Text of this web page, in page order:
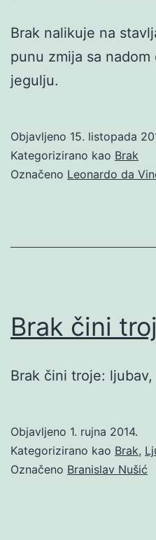
Brak nalikuje na
punu zmija sa
jegulju.
Objavljeno 15. listopada
Kategorizirano kao Brak
Označeno Leonardo da
Brak čini
Brak čini troje:
Objavljeno 1. rujna 2014.
Kategorizirano kao Brak,
Označeno Branislav Nušić